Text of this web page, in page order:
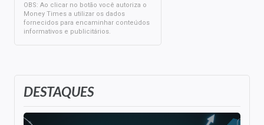
DESTAQUES
OBS: Ao clicar no botão você autoriza o
Money Times a utilizar os dados
fornecidos para encaminhar conteúdos
informativos e publicitários.